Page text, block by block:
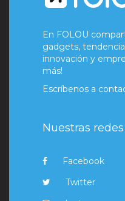
En FOLOU
gadgets,
innovación y
más!
Escríbenos a
Nuestras redes
Facebook
Twitter